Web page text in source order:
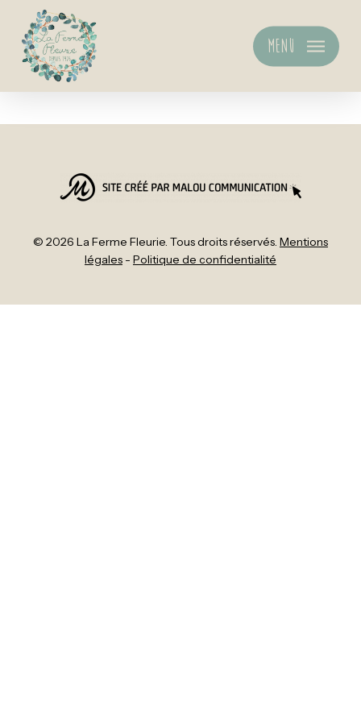
main
content
Menu
© 2026 La Ferme Fleurie. Tous droits réservés. Mentions
légales- Politique de confidentialité